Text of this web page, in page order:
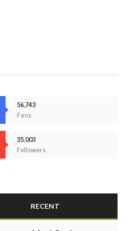
56,743
Fans
35,003
Followers
RECENT